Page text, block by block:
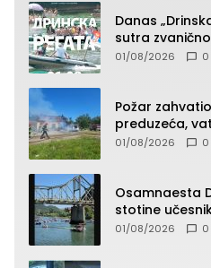
Danas
sutra
01/08/2026 0
Požar
preduzeća,
vatru (FOTO)
01/08/2026 0
Osamnaesta
stotine
01/08/2026 0